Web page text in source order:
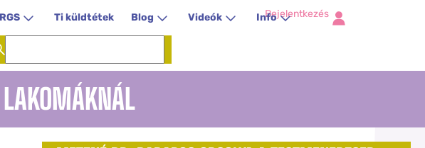
Ti küldtétek Blog Videók Info
Bejelentkezés